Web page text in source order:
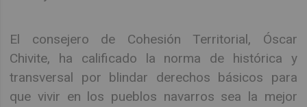
El consejero de Cohesión Territorial, Óscar
Chivite, ha calificado la norma de histórica y
transversal por blindar derechos básicos para
que vivir en los pueblos navarros sea la mejor